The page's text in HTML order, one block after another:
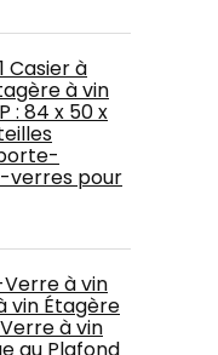
Casier à
à vin
: 84 x 50 x
verres pour
Verre à vin
vin Étagère
à vin